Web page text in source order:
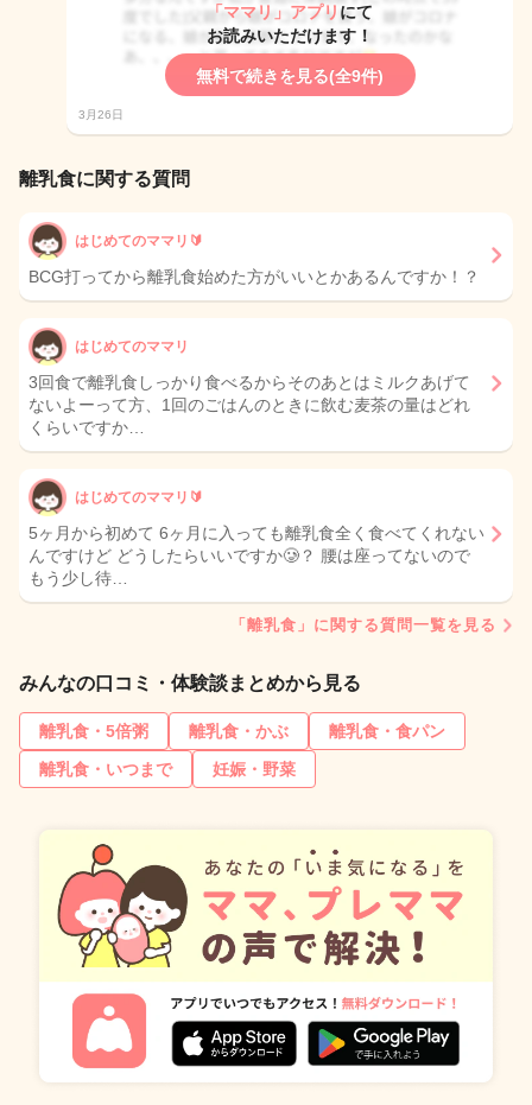
「ママリ」アプリ にて
お読みいただけます！
無料で続きを見る(全9件)
3月26日
離乳食に関する質問
はじめてのママリ🔰
BCG打ってから離乳食始めた方がいいとかあるんですか！？
はじめてのママリ
3回食で離乳食しっかり食べるからそのあとはミルクあげて
ないよーって方、1回のごはんのときに飲む麦茶の量はどれ
くらいですか…
はじめてのママリ🔰
5ヶ月から初めて 6ヶ月に入っても離乳食全く食べてくれない
んですけど どうしたらいいですか🥲？ 腰は座ってないので
もう少し待…
「離乳食」に関する質問一覧を見る
みんなの口コミ・体験談まとめから見る
離乳食・5倍粥 離乳食・かぶ
離乳食・食パン
離乳食・いつまで
妊娠・野菜